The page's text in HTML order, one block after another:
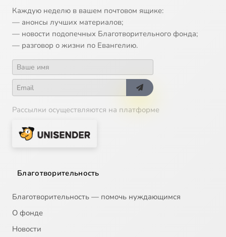
Каждую неделю в вашем почтовом ящике:
— анонсы лучших материалов;
— новости подопечных Благотворительного фонда;
— разговор о жизни по Евангелию.
Рассылки осуществляются на платформе
Благотворительность
Благотворительность — помочь нуждающимся
О фонде
Новости